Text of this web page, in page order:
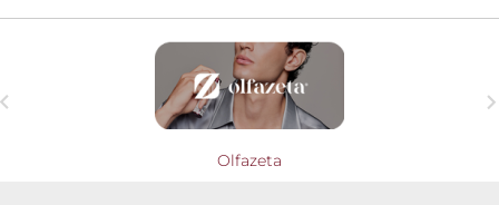
Olfazeta